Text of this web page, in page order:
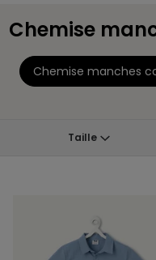
Chemise
Chemise manches
Taille